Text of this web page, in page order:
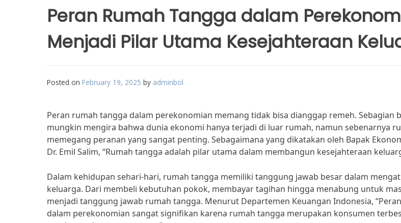
Peran Rumah Tangga dalam
Menjadi Pilar Utama Kesejahteraan
Posted on February 19, 2025 by adminbol
Peran rumah tangga dalam perekonomian memang tidak bisa dianggap remeh. Sebagian
mungkin mengira bahwa dunia ekonomi hanya terjadi di luar rumah, namun sebenarnya
memegang peranan yang sangat penting. Sebagaimana yang dikatakan oleh Bapak
Dr. Emil Salim, “Rumah tangga adalah pilar utama dalam membangun kesejahteraan
Dalam kehidupan sehari-hari, rumah tangga memiliki tanggung jawab besar dalam
keluarga. Dari membeli kebutuhan pokok, membayar tagihan hingga menabung untuk
menjadi tanggung jawab rumah tangga. Menurut Departemen Keuangan Indonesia,
dalam perekonomian sangat signifikan karena rumah tangga merupakan konsumen